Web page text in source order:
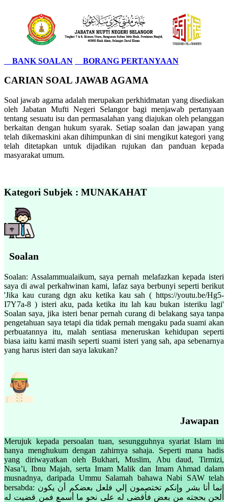
BANK SOALAN BORANG PERTANYAAN
CARIAN SOAL JAWAB AGAMA
Soal jawab agama adalah merupakan perkhidmatan yang disediakan
oleh Jabatan Mufti Negeri Selangor bagi menjawab pertanyaan
tentang sesuatu isu dan permasalahan yang diajukan oleh pelanggan
berkaitan dengan hukum syarak. Setiap soalan dan jawapan yang
telah dikemaskini akan dihimpunkan di sini mengikut kategori yang
telah ditetapkan untuk dijadikan rujukan dan panduan kepada
masyarakat umum.
Kategori Subjek : MUNAKAHAT
Soalan
Soalan: Assalammualaikum, saya pernah melafazkan kepada isteri
saya di awal perkahwinan kami, lafaz saya berbunyi seperti berikut
'Jika kau curang dgn aku ketika kau sah ( https://youtu.be/Hg5-
I7Y7a-8 ) isteri aku, pada ketika itu lah kau bukan isteriku lagi'
Soalan saya, jika isteri benar pernah curang di belakang saya tanpa
pengetahuan saya tetapi dia tidak pernah mengaku pada suami akan
perbuatannya itu, malah sentiasa meneruskan kehidupan seperti
biasa iaitu kami masih seperti suami isteri yang sah, apa sebenarnya
yang harus isteri dan saya lakukan?
Jawapan
Merujuk kepada persoalan tuan, sesungguhnya syariat Islam ini
hanya menghukum dengan zahirnya sahaja. Seperti mana hadis
yang diriwayatkan oleh Bukhari, Muslim, Abu daud, Tirmizi,
Nasa’i, Ibnu Majah, serta Imam Malik dan Imam Ahmad dalam
musnadnya, daripada Ummu Salamah bahawa Nabi SAW telah
bersabda: إنما أنا بشر وإنكم تختصمون إلي فلعل بعضكم أن يكون
ألحن بحجته من بعض فأقضى له على نحو ما أسمع فمن قضيت له